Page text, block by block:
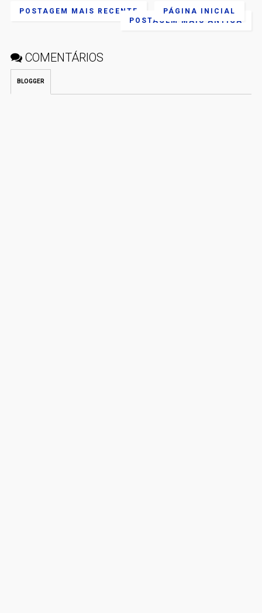
POSTAGEM MAIS RECENTE
POSTAGEM MAIS ANTIGA
PÁGINA INICIAL
COMENTÁRIOS
BLOGGER